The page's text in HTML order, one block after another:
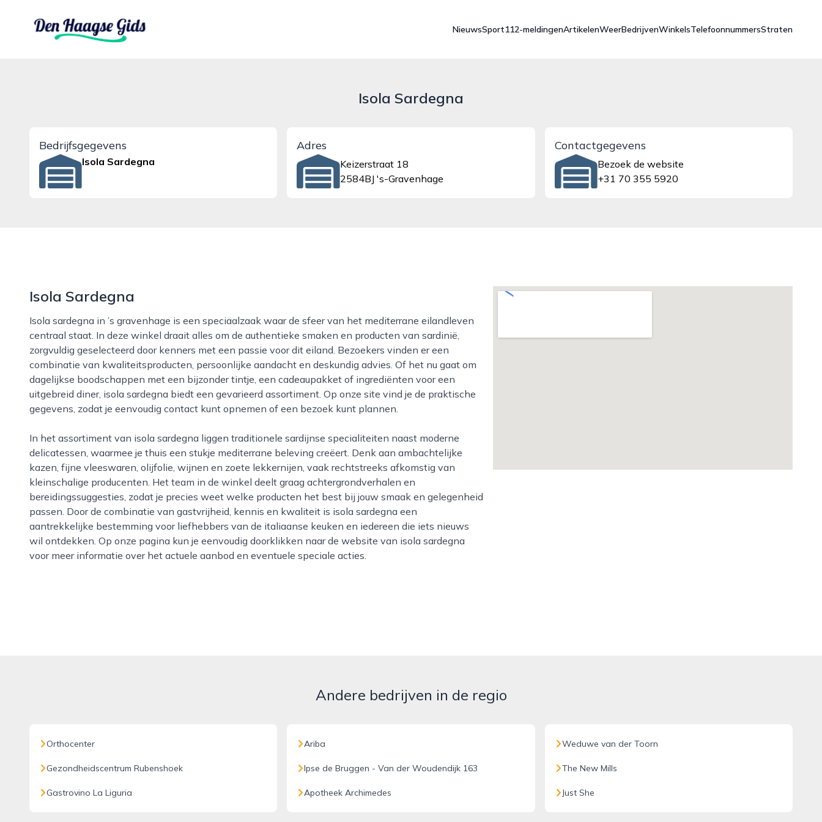
denhaagsegids.nl
NieuwsSport112-meldingenArtikelenWeerBedrijvenWinkelsTelefoonnummersStraten
Isola Sardegna
Bedrijfsgegevens
Isola Sardegna
Adres
Keizerstraat 18
2584BJ 's-Gravenhage
Contactgegevens
Bezoek de website
+31 70 355 5920
Isola Sardegna
Isola sardegna in ’s gravenhage is een speciaalzaak waar de sfeer van het mediterrane eilandleven
centraal staat. In deze winkel draait alles om de authentieke smaken en producten van sardinië,
zorgvuldig geselecteerd door kenners met een passie voor dit eiland. Bezoekers vinden er een
combinatie van kwaliteitsproducten, persoonlijke aandacht en deskundig advies. Of het nu gaat om
dagelijkse boodschappen met een bijzonder tintje, een cadeaupakket of ingrediënten voor een
uitgebreid diner, isola sardegna biedt een gevarieerd assortiment. Op onze site vind je de praktische
gegevens, zodat je eenvoudig contact kunt opnemen of een bezoek kunt plannen.
In het assortiment van isola sardegna liggen traditionele sardijnse specialiteiten naast moderne
delicatessen, waarmee je thuis een stukje mediterrane beleving creëert. Denk aan ambachtelijke
kazen, fijne vleeswaren, olijfolie, wijnen en zoete lekkernijen, vaak rechtstreeks afkomstig van
kleinschalige producenten. Het team in de winkel deelt graag achtergrondverhalen en
bereidingssuggesties, zodat je precies weet welke producten het best bij jouw smaak en gelegenheid
passen. Door de combinatie van gastvrijheid, kennis en kwaliteit is isola sardegna een
aantrekkelijke bestemming voor liefhebbers van de italiaanse keuken en iedereen die iets nieuws
wil ontdekken. Op onze pagina kun je eenvoudig doorklikken naar de website van isola sardegna
voor meer informatie over het actuele aanbod en eventuele speciale acties.
Andere bedrijven in de regio
Orthocenter
Gezondheidscentrum Rubenshoek
Gastrovino La Liguria
Ariba
Ipse de Bruggen - Van der Woudendijk 163
Apotheek Archimedes
Weduwe van der Toorn
The New Mills
Just She